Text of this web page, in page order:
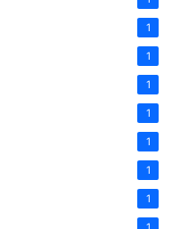
1
1
1
1
1
1
1